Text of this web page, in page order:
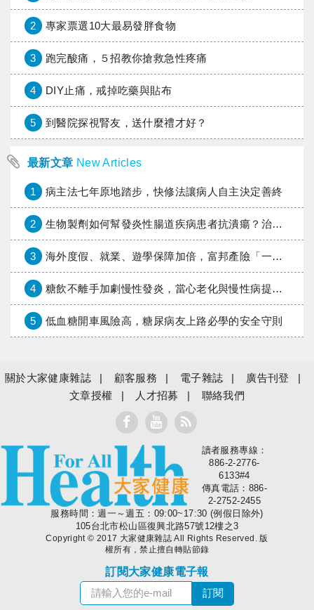
2 專家票選10大最易發胖食物
3 跑完酸痛，５招教你搶救急性疼痛
4 DIY止痛，戒掉吃藥與貼布
5 到醫院探視腎友，送什麼禮才好？
最新文章 New Articles
1 病主法七年原地踏步，快修法讓病人自主決定善終
2 生物製劑如何幫發炎性腸道疾病患者抗潰瘍？治療進展與健保給付困境一次看
3 海外度假、就業、遊學保障加倍，富邦產險「一期逐夢」專案加碼遠距醫療與緊急救援
4 糖飲不離手加劇慢性發炎，當心老化與慢性病提早報到
5 低血糖開車風險高，糖尿病友上路必學的安全守則
關於大家健康雜誌 顧客服務 電子雜誌
廣告刊登
文章授權
人才招募 聯絡我們
大家健康
讀者服務專線：
886-2-2776-
6133#4
傳真電話：886-
2-2752-2455
服務時間：週一～週五：09:00~17:30 (例假日除外)
105台北市松山區復興北路57號12樓之3
Copyright © 2017 大家健康雜誌 All Rights Reserved. 版
權所有，禁止擅自轉貼節錄
訂閱大家健康電子報